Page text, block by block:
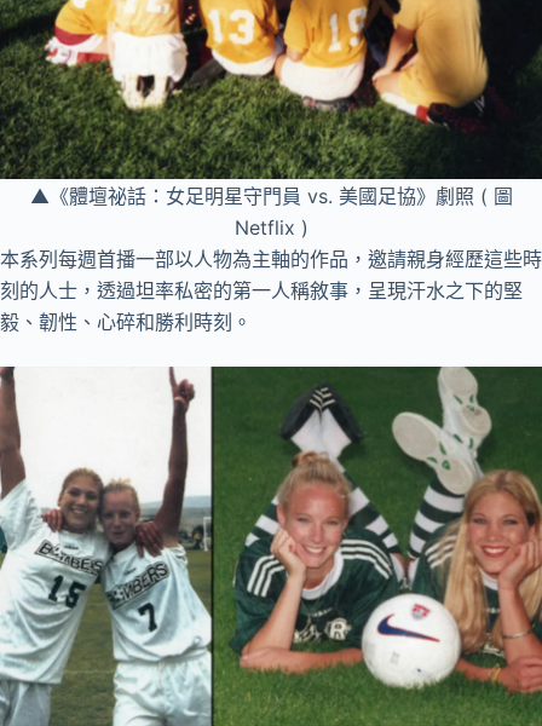
▲《體壇祕話：女足明星守門員 vs. 美國足協》劇照 ( 圖
Netflix )
本系列每週首播一部以人物為主軸的作品，邀請親身經歷這些時
刻的人士，透過坦率私密的第一人稱敘事，呈現汗水之下的堅
毅、韌性、心碎和勝利時刻。